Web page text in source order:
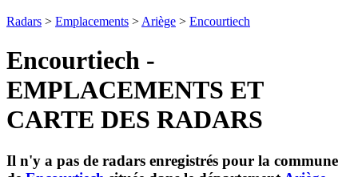
Radars > Emplacements > Ariège > Encourtiech
Encourtiech -
EMPLACEMENTS ET
CARTE DES RADARS
Il n'y a pas de radars enregistrés pour la commune